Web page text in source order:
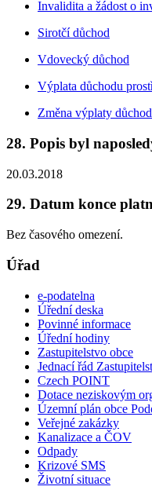
Invalidita a žádost o
Sirotčí důchod
Vdovecký důchod
Výplata důchodu
Změna výplaty
28. Popis byl
20.03.2018
29. Datum konce
Bez časového omezení.
Úřad
e-podatelna
Úřední deska
Povinné informace
Úřední hodiny
Zastupitelstvo obce
Jednací řád
Czech POINT
Dotace neziskovým
Územní plán obce
Veřejné zakázky
Kanalizace a ČOV
Odpady
Krizové SMS
Životní situace